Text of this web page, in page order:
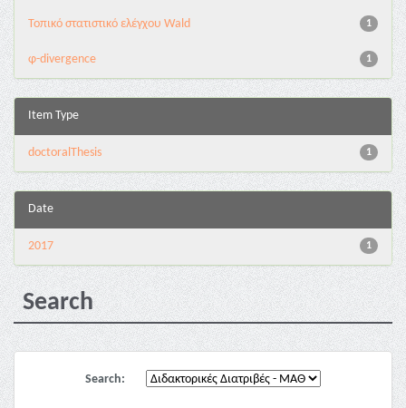
1
Τοπικό στατιστικό ελέγχου Wald
1
φ-divergence
Item Type
1
doctoralThesis
Date
1
2017
Search
Search: